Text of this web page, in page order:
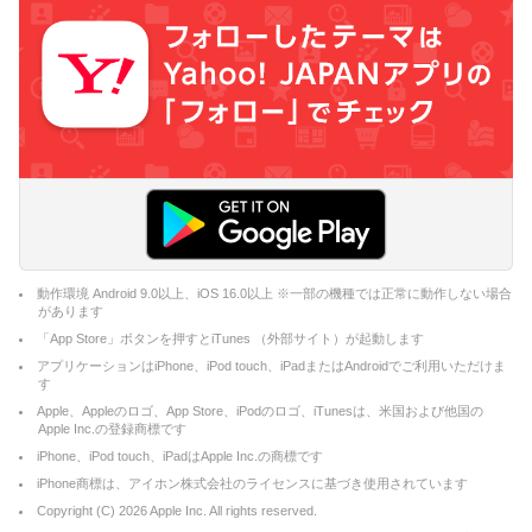
動作環境 Android 9.0以上、iOS 16.0以上 ※一部の機種では正常に動作しない場合
があります
「App Store」ボタンを押すとiTunes （外部サイト）が起動します
アプリケーションはiPhone、iPod touch、iPadまたはAndroidでご利用いただけま
す
Apple、Appleのロゴ、App Store、iPodのロゴ、iTunesは、米国および他国の
Apple Inc.の登録商標です
iPhone、iPod touch、iPadはApple Inc.の商標です
iPhone商標は、アイホン株式会社のライセンスに基づき使用されています
Copyright (C) 2026Apple Inc. All rights reserved.